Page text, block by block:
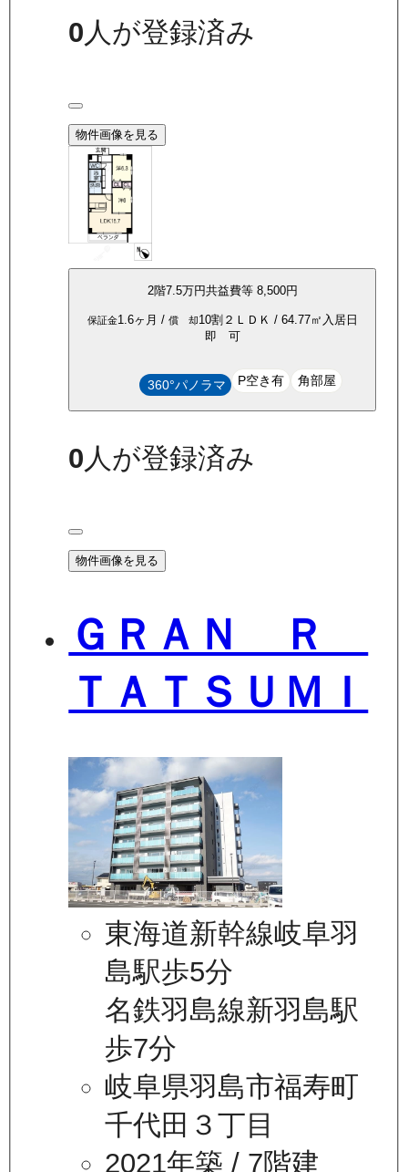
0人が登録済み
物件画像を見る
2階7.5万円共益費等 8,500円
保証金1.6ヶ月 / 償 却10割２ＬＤＫ / 64.77㎡ 入居日
即 可
360°パノラマ P空き有 角部屋
0 人が登録済み
物件画像を見る
ＧＲＡＮ Ｒ
ＴＡＴＳＵＭＩ
東海道新幹線岐阜羽
島駅歩5分
名鉄羽島線新羽島駅
歩7分
岐阜県羽島市福寿町
千代田３丁目
2021年築 / 7階建